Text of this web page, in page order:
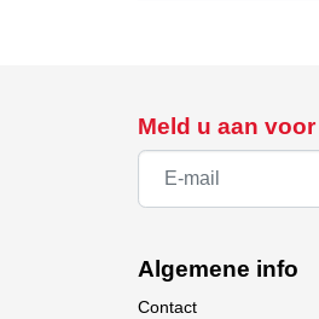
Meld u aan
Algemene info
Contact